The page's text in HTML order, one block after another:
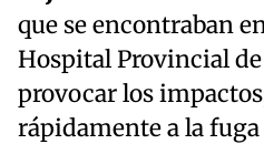
que se encontraban
Hospital Provincial
provocar los
rápidamente a la